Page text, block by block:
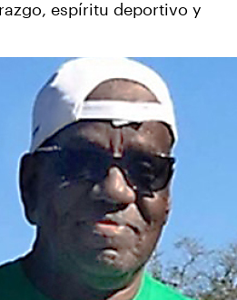
espíritu deportivo y